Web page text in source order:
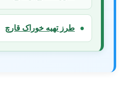
● طرز تهیه خوراک قارچ